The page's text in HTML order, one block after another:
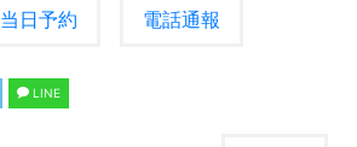
当日予約 電話通報
LINE